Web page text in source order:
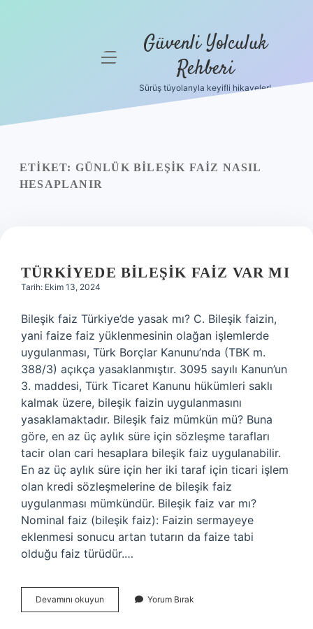
Yasal Uyarı
menüyü Güvenli Yolculuk
Rehberi
Sürüş tüyolarıyla keyifli hikayeler!
ETIKET: GÜNLÜK BILEŞIK FAIZ NASIL
HESAPLANIR
TÜRKIYEDE BILEŞIK FAIZ VAR MI
Tarih: Ekim 13, 2024
Bileşik faiz Türkiye’de yasak mı? C. Bileşik faizin,
yani faize faiz yüklenmesinin olağan işlemlerde
uygulanması, Türk Borçlar Kanunu’nda (TBK m.
388/3) açıkça yasaklanmıştır. 3095 sayılı Kanun’un
3. maddesi, Türk Ticaret Kanunu hükümleri saklı
kalmak üzere, bileşik faizin uygulanmasını
yasaklamaktadır. Bileşik faiz mümkün mü? Buna
göre, en az üç aylık süre için sözleşme tarafları
tacir olan cari hesaplara bileşik faiz uygulanabilir.
En az üç aylık süre için her iki taraf için ticari işlem
olan kredi sözleşmelerine de bileşik faiz
uygulanması mümkündür. Bileşik faiz var mı?
Nominal faiz (bileşik faiz): Faizin sermayeye
eklenmesi sonucu artan tutarın da faize tabi
olduğu faiz türüdür.…
Devamını okuyun Türkiyede
Bileşik
Yorum Bırak